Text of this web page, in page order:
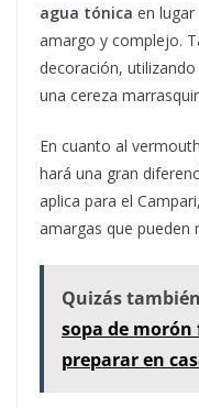
agua tónica en
amargo y complejo.
decoración,
una cereza
En cuanto al
hará una gran
aplica para el
amargas que pueden
Quizás
sopa de
preparar en